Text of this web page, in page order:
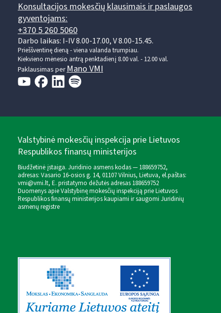
Konsultacijos mokesčių klausimais ir paslaugos
gyventojams:
+370 5 260 5060
Darbo laikas: I-IV 8.00-17.00, V 8.00-15.45.
Prieššventinę dieną - viena valanda trumpiau.
Kiekvieno mėnesio antrą penktadienį 8.00 val. - 12.00 val.
Paklausimas perMano VMI
Valstybinė mokesčių inspekcija prie Lietuvos
Respublikos finansų ministerijos
Biudžetinė įstaiga. Juridinio asmens kodas — 188659752,
adresas: Vasario 16-osios g. 14, 01107 Vilnius, Lietuva, el.paštas:
vmi@vmi.lt, E. pristatymo dėžutės adresas 188659752
Duomenys apie Valstybinę mokesčių inspekciją prie Lietuvos
Respublikos finansų ministerijos kaupiami ir saugomi Juridinių
asmenų registre